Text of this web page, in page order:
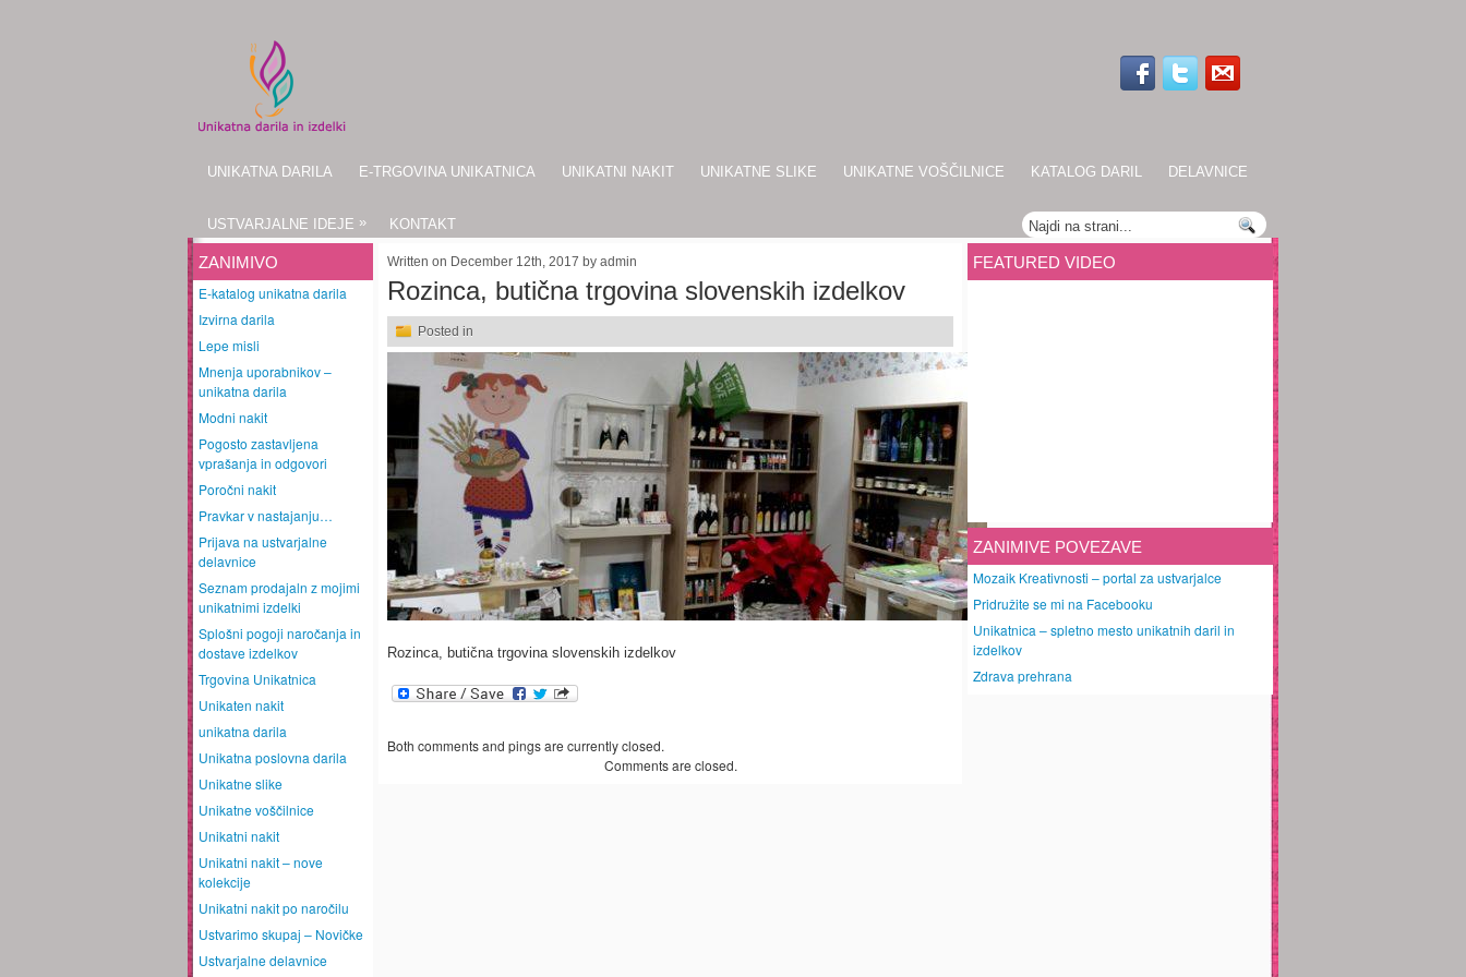
UNIKATNA DARILA E-TRGOVINA UNIKATNICA UNIKATNI NAKIT UNIKATNE SLIKE UNIKATNE VOŠČILNICE KATALOG DARIL DELAVNICE
USTVARJALNE IDEJE » KONTAKT
ZANIMIVO
E-katalog unikatna darila
Izvirna darila
Lepe misli
Mnenja uporabnikov –
unikatna darila
Modni nakit
Pogosto zastavljena
vprašanja in odgovori
Poročni nakit
Pravkar v nastajanju…
Prijava na ustvarjalne
delavnice
Seznam prodajaln z mojimi
unikatnimi izdelki
Splošni pogoji naročanja in
dostave izdelkov
Trgovina Unikatnica
Unikaten nakit
unikatna darila
Unikatna poslovna darila
Unikatne slike
Unikatne voščilnice
Unikatni nakit
Unikatni nakit – nove
kolekcije
Unikatni nakit po naročilu
Ustvarimo skupaj – Novičke
Ustvarjalne delavnice
Written on December 12th, 2017 by admin
Rozinca, butična trgovina slovenskih izdelkov
Posted in
Rozinca, butična trgovina slovenskih izdelkov
Both comments and pings are currently closed.
Comments are closed.
FEATURED VIDEO
ZANIMIVE POVEZAVE
Mozaik Kreativnosti – portal za ustvarjalce
Pridružite se mi na Facebooku
Unikatnica – spletno mesto unikatnih daril in
izdelkov
Zdrava prehrana